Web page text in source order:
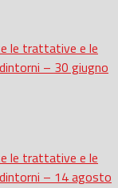
le trattative e le
– 30 giugno
le trattative e le
– 14 agosto